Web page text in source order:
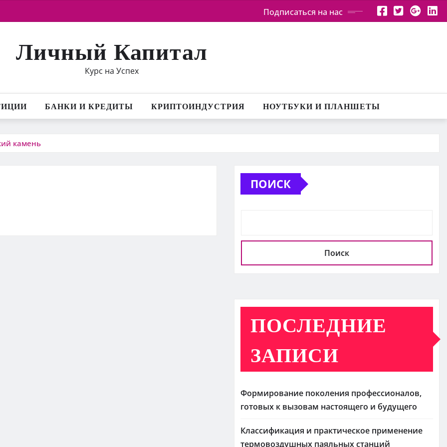
Подписаться на нас
Личный Капитал
Курс на Успех
БАНКИ И КРЕДИТЫ КРИПТОИНДУСТРИЯ НОУТБУКИ И ПЛАНШЕТЫ
камень
ПОИСК
Поиск
ПОСЛЕДНИЕ
ЗАПИСИ
Формирование поколения профессионалов,
готовых к вызовам настоящего и будущего
Классификация и практическое применение
термовоздушных паяльных станций